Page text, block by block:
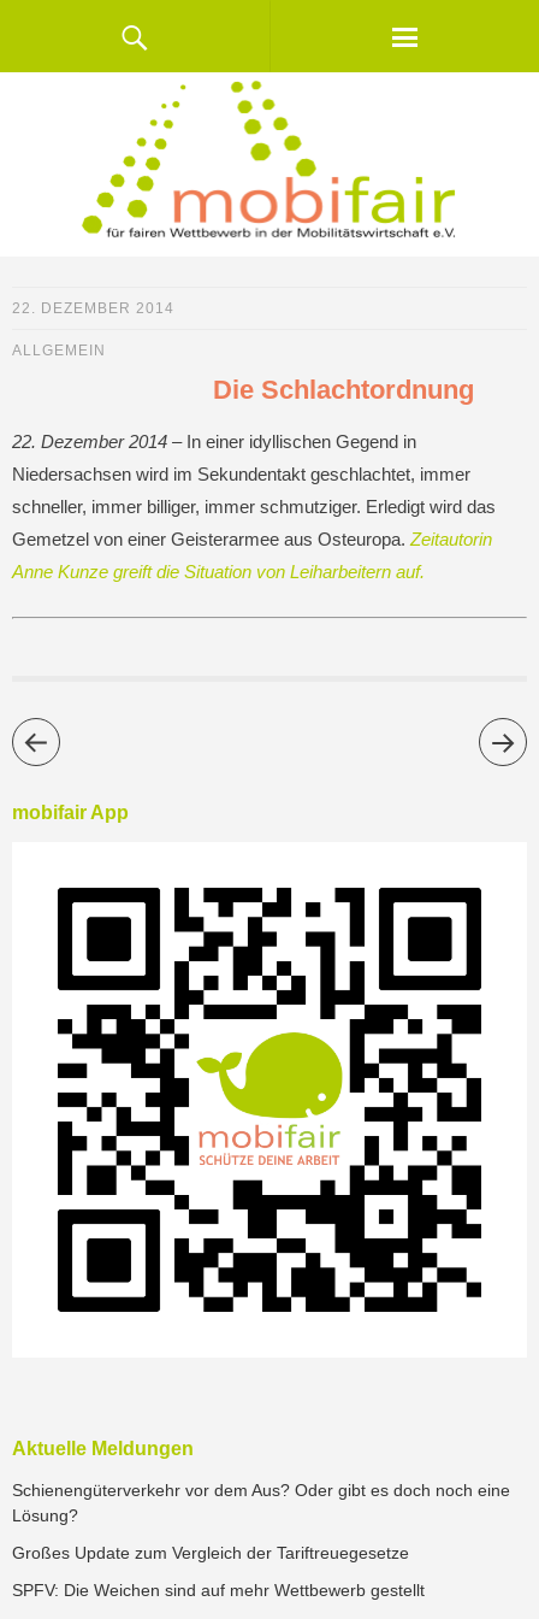
22. DEZEMBER 2014
ALLGEMEIN
Die Schlachtordnung
22. Dezember 2014 –In einer idyllischen Gegend in
Niedersachsen wird im Sekundentakt geschlachtet, immer
schneller, immer billiger, immer schmutziger. Erledigt wird das
Gemetzel von einer Geisterarmee aus Osteuropa.Zeitautorin
Anne Kunze greift die Situation von Leiharbeitern auf.
mobifair App
Aktuelle Meldungen
Schienengüterverkehr vor dem Aus? Oder gibt es doch noch eine
Lösung?
Großes Update zum Vergleich der Tariftreuegesetze
SPFV: Die Weichen sind auf mehr Wettbewerb gestellt